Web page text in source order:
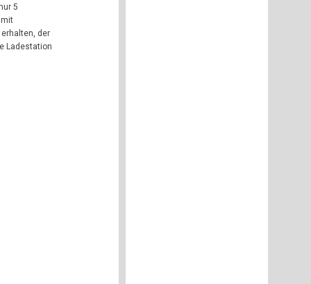
5
mit
der
Ladestation